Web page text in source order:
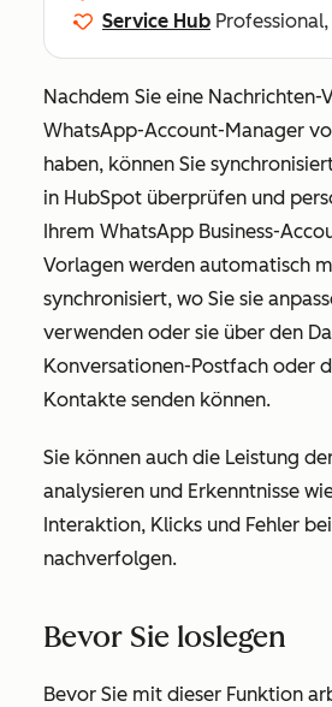
Service Hub
Nachdem Sie eine Nachrichten-
WhatsApp-Account-Manager
haben, können Sie
in HubSpot überprüfen und
Ihrem WhatsApp Business-
Vorlagen werden automatisch
synchronisiert, wo Sie sie
verwenden oder sie über den
Konversationen-Postfach oder
Kontakte senden können.
Sie können auch die Leistung
analysieren und Erkenntnisse
Interaktion, Klicks und Fehler
nachverfolgen.
Bevor Sie loslegen
Bevor Sie mit dieser Funktion